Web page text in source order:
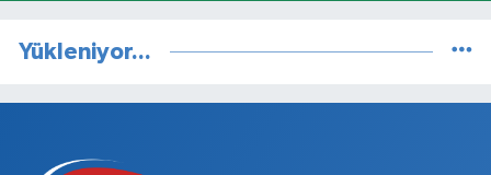
Yükleniyor...